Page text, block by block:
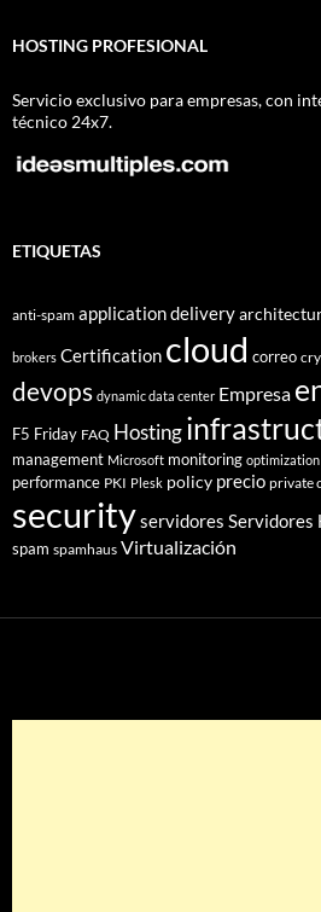
HOSTING PROFESIONAL
Servicio exclusivo para empresas, con
técnico 24x7.
ETIQUETAS
anti-spam application delivery
brokers Certification cloud correo
devops dynamic data center Empresa
F5 Friday FAQ Hosting
management Microsoft monitoring optimization
performance PKI Plesk policy precio private
securityservidores Servidores
spam spamhaus Virtualización